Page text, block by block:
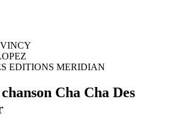
VINCY
EDITIONS MERIDIAN
Cha Cha Des